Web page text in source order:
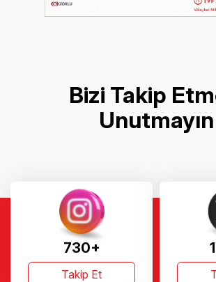
Bizi Takip
Unutmayın
730+
Takip Et